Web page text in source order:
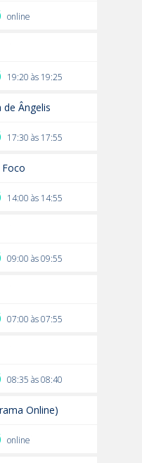
online
19:20 às 19:25
Ângelis
17:30 às 17:55
14:00 às 14:55
09:00 às 09:55
07:00 às 07:55
08:35 às 08:40
Online)
online